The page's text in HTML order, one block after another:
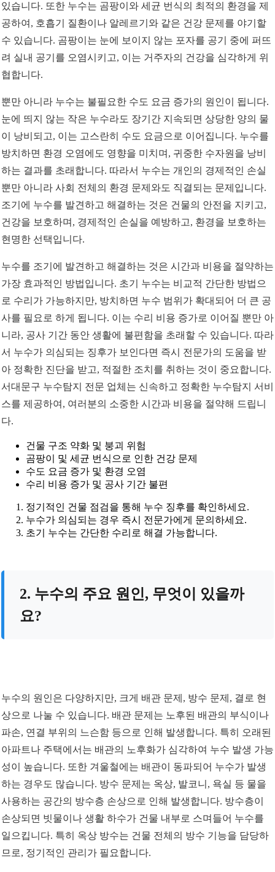
있습니다. 또한 누수는 곰팡이와 세균 번식의 최적의 환경을 제
공하여, 호흡기 질환이나 알레르기와 같은 건강 문제를 야기할
수 있습니다. 곰팡이는 눈에 보이지 않는 포자를 공기 중에 퍼뜨
려 실내 공기를 오염시키고, 이는 거주자의 건강을 심각하게 위
협합니다.
뿐만 아니라 누수는 불필요한 수도 요금 증가의 원인이 됩니다.
눈에 띄지 않는 작은 누수라도 장기간 지속되면 상당한 양의 물
이 낭비되고, 이는 고스란히 수도 요금으로 이어집니다. 누수를
방치하면 환경 오염에도 영향을 미치며, 귀중한 수자원을 낭비
하는 결과를 초래합니다. 따라서 누수는 개인의 경제적인 손실
뿐만 아니라 사회 전체의 환경 문제와도 직결되는 문제입니다.
조기에 누수를 발견하고 해결하는 것은 건물의 안전을 지키고,
건강을 보호하며, 경제적인 손실을 예방하고, 환경을 보호하는
현명한 선택입니다.
누수를 조기에 발견하고 해결하는 것은 시간과 비용을 절약하는
가장 효과적인 방법입니다. 초기 누수는 비교적 간단한 방법으
로 수리가 가능하지만, 방치하면 누수 범위가 확대되어 더 큰 공
사를 필요로 하게 됩니다. 이는 수리 비용 증가로 이어질 뿐만 아
니라, 공사 기간 동안 생활에 불편함을 초래할 수 있습니다. 따라
서 누수가 의심되는 징후가 보인다면 즉시 전문가의 도움을 받
아 정확한 진단을 받고, 적절한 조치를 취하는 것이 중요합니다.
서대문구 누수탐지 전문 업체는 신속하고 정확한 누수탐지 서비
스를 제공하여, 여러분의 소중한 시간과 비용을 절약해 드립니
다.
건물 구조 약화 및 붕괴 위험
곰팡이 및 세균 번식으로 인한 건강 문제
수도 요금 증가 및 환경 오염
수리 비용 증가 및 공사 기간 불편
정기적인 건물 점검을 통해 누수 징후를 확인하세요.
누수가 의심되는 경우 즉시 전문가에게 문의하세요.
초기 누수는 간단한 수리로 해결 가능합니다.
2. 누수의 주요 원인, 무엇이 있을까
요?
누수의 원인은 다양하지만, 크게 배관 문제, 방수 문제, 결로 현
상으로 나눌 수 있습니다. 배관 문제는 노후된 배관의 부식이나
파손, 연결 부위의 느슨함 등으로 인해 발생합니다. 특히 오래된
아파트나 주택에서는 배관의 노후화가 심각하여 누수 발생 가능
성이 높습니다. 또한 겨울철에는 배관이 동파되어 누수가 발생
하는 경우도 많습니다. 방수 문제는 옥상, 발코니, 욕실 등 물을
사용하는 공간의 방수층 손상으로 인해 발생합니다. 방수층이
손상되면 빗물이나 생활 하수가 건물 내부로 스며들어 누수를
일으킵니다. 특히 옥상 방수는 건물 전체의 방수 기능을 담당하
므로, 정기적인 관리가 필요합니다.